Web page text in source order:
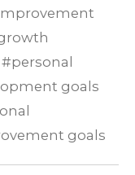
goals
goals